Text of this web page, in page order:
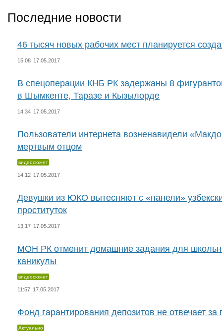
Последние новости
46 тысяч новых рабочих мест планируется
В спецоперации КНБ РК задержаны 8
в Шымкенте, Таразе и Кызылорде
Пользователи интернета возненавидели
мертвым отцом
Девушки из ЮКО вытесняют с «панели»
проституток
МОН РК отменит домашние задания для
каникулы
Фонд гарантирования депозитов не отвечает